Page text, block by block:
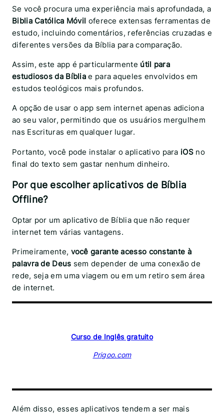
Se você procura uma experiência mais aprofundada, a
Biblia Católica Móvil oferece extensas ferramentas de
estudo, incluindo comentários, referências cruzadas e
diferentes versões da Bíblia para comparação.
Assim, este app é particularmente útil para
estudiosos da Bíblia e para aqueles envolvidos em
estudos teológicos mais profundos.
A opção de usar o app sem internet apenas adiciona
ao seu valor, permitindo que os usuários mergulhem
nas Escrituras em qualquer lugar.
Portanto, você pode instalar o aplicativo para iOS no
final do texto sem gastar nenhum dinheiro.
Por que escolher aplicativos de Bíblia
Offline?
Optar por um aplicativo de Bíblia que não requer
internet tem várias vantagens.
Primeiramente, você garante acesso constante à
palavra de Deus sem depender de uma conexão de
rede, seja em uma viagem ou em um retiro sem área
de internet.
Curso de Inglês gratuito
Prigoo.com
Além disso, esses aplicativos tendem a ser mais